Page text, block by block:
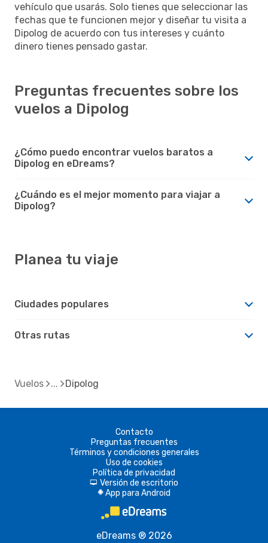
vehículo que usarás. Solo tienes que seleccionar las
fechas que te funcionen mejor y diseñar tu visita a
Dipolog de acuerdo con tus intereses y cuánto
dinero tienes pensado gastar.
Preguntas frecuentes sobre los
vuelos a Dipolog
¿Cómo puedo encontrar vuelos baratos a
Dipolog en eDreams?
¿Cuándo es el mejor momento para viajar a
Dipolog?
Planea tu viaje
Ciudades populares
Otras rutas
Vuelos Dipolog
Contacto
Preguntas frecuentes
Términos y condiciones generales
Uso de cookies
Política de privacidad
d Versión de escritorio
A App para Android
eDreams ® 2026